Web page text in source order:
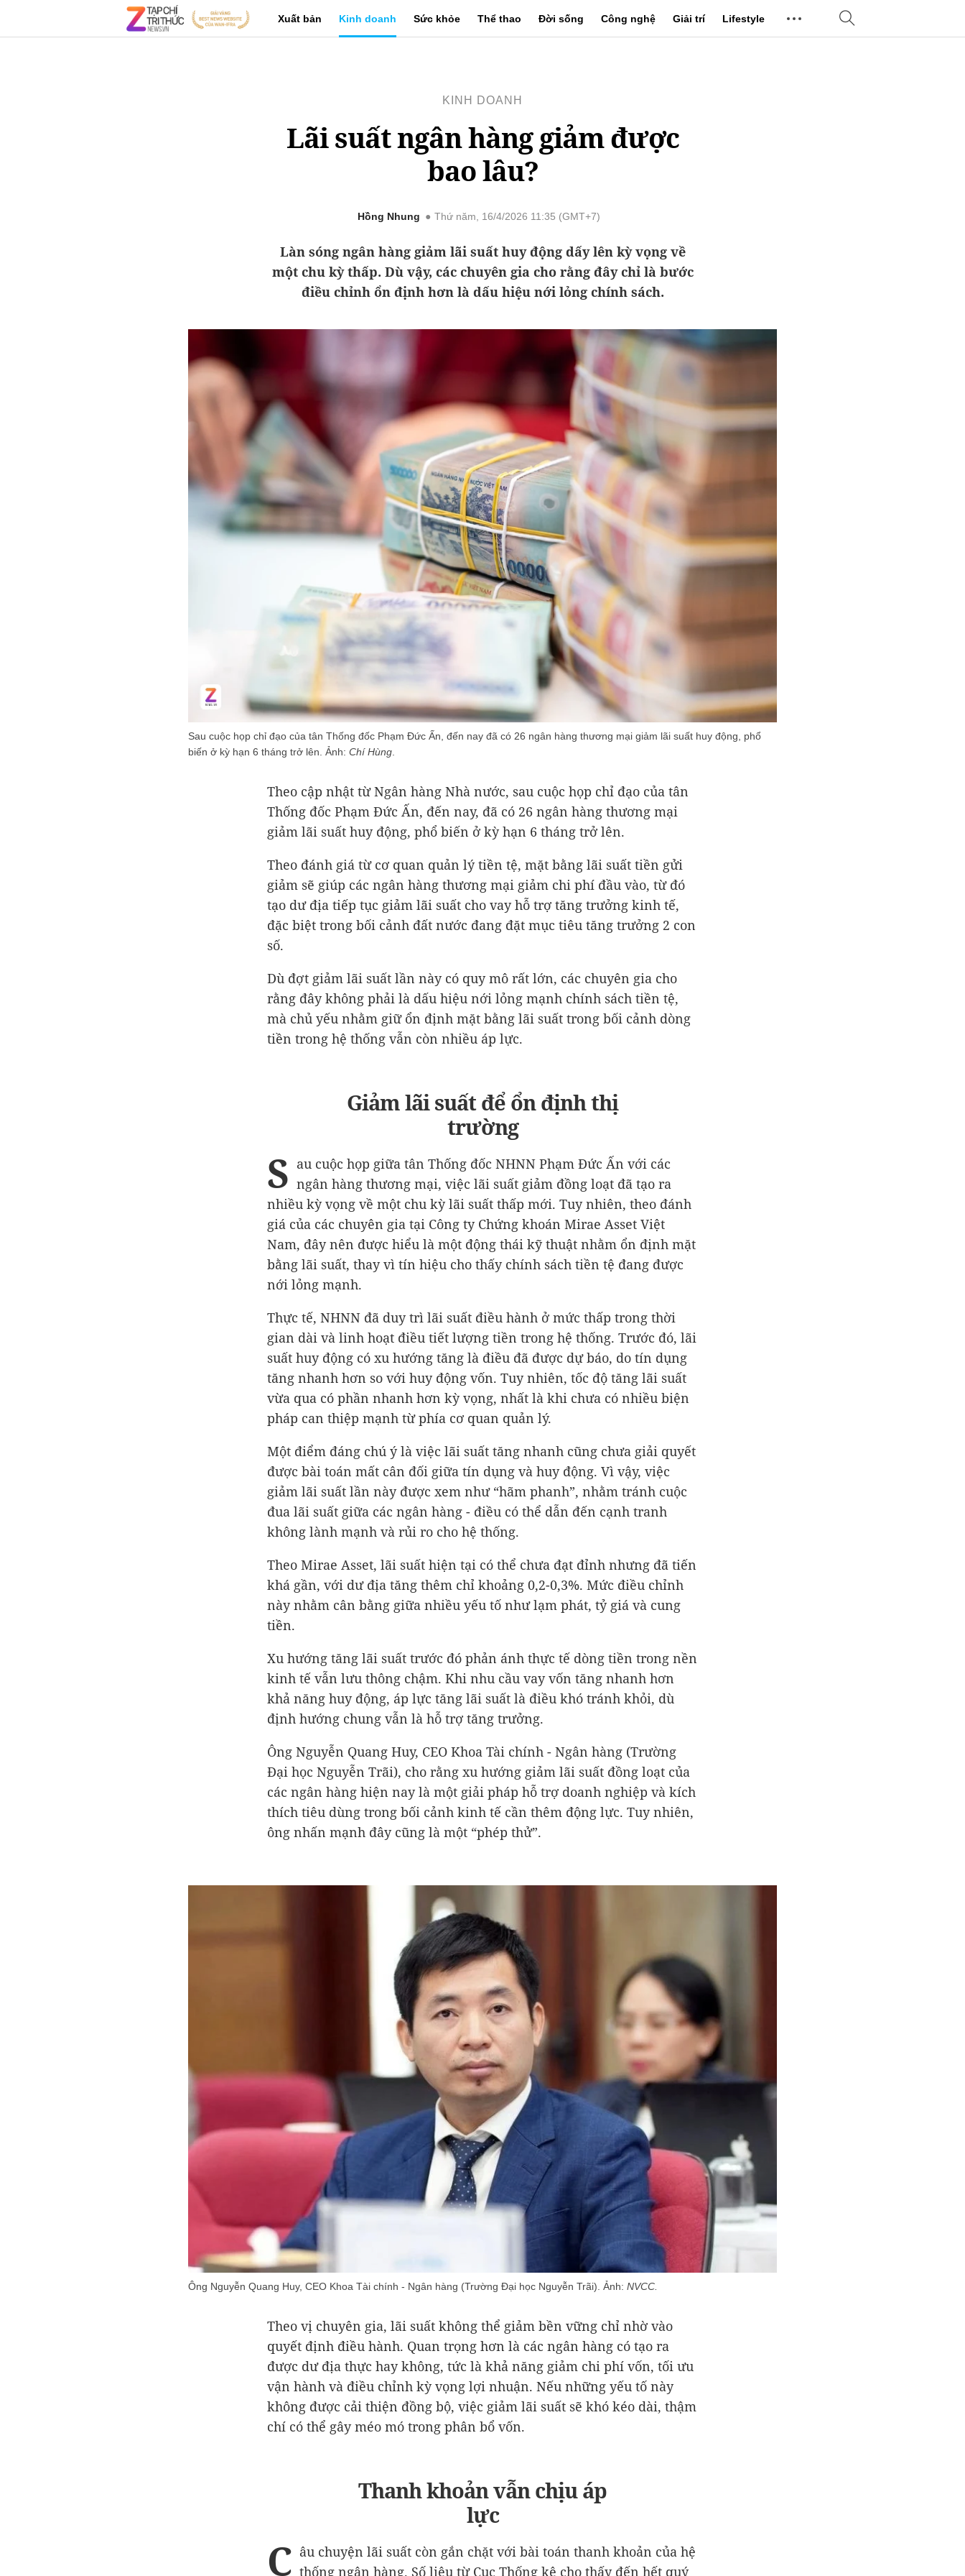
Xuất bản Kinh doanh Sức khỏe Thể thao Đời sống Công nghệ Giải trí Lifestyle
KINH DOANH
Lãi suất ngân hàng giảm được
bao lâu?
Hồng Nhung Thứ năm, 16/4/2026 11:35 (GMT+7)
Làn sóng ngân hàng giảm lãi suất huy động dấy lên kỳ vọng về
một chu kỳ thấp. Dù vậy, các chuyên gia cho rằng đây chỉ là bước
điều chỉnh ổn định hơn là dấu hiệu nới lỏng chính sách.
Sau cuộc họp chỉ đạo của tân Thống đốc Phạm Đức Ấn, đến nay đã có 26 ngân hàng thương mại giảm lãi suất huy động, phổ
biến ở kỳ hạn 6 tháng trở lên. Ảnh: Chí Hùng
Theo cập nhật từ Ngân hàng Nhà nước, sau cuộc họp chỉ đạo của tân
Thống đốc Phạm Đức Ấn, đến nay, đã có 26 ngân hàng thương mại
giảm lãi suất huy động, phổ biến ở kỳ hạn 6 tháng trở lên.
Theo đánh giá từ cơ quan quản lý tiền tệ, mặt bằng lãi suất tiền gửi
giảm sẽ giúp các ngân hàng thương mại giảm chi phí đầu vào, từ đó
tạo dư địa tiếp tục giảm lãi suất cho vay hỗ trợ tăng trưởng kinh tế,
đặc biệt trong bối cảnh đất nước đang đặt mục tiêu tăng trưởng 2 con
số.
Dù đợt giảm lãi suất lần này có quy mô rất lớn, các chuyên gia cho
rằng đây không phải là dấu hiệu nới lỏng mạnh chính sách tiền tệ,
mà chủ yếu nhằm giữ ổn định mặt bằng lãi suất trong bối cảnh dòng
tiền trong hệ thống vẫn còn nhiều áp lực.
Giảm lãi suất để ổn định thị
trường
S au cuộc họp giữa tân Thống đốc NHNN Phạm Đức Ấn với các
ngân hàng thương mại, việc lãi suất giảm đồng loạt đã tạo ra
nhiều kỳ vọng về một chu kỳ lãi suất thấp mới. Tuy nhiên, theo đánh
giá của các chuyên gia tại Công ty Chứng khoán Mirae Asset Việt
Nam, đây nên được hiểu là một động thái kỹ thuật nhằm ổn định mặt
bằng lãi suất, thay vì tín hiệu cho thấy chính sách tiền tệ đang được
nới lỏng mạnh.
Thực tế, NHNN đã duy trì lãi suất điều hành ở mức thấp trong thời
gian dài và linh hoạt điều tiết lượng tiền trong hệ thống. Trước đó, lãi
suất huy động có xu hướng tăng là điều đã được dự báo, do tín dụng
tăng nhanh hơn so với huy động vốn. Tuy nhiên, tốc độ tăng lãi suất
vừa qua có phần nhanh hơn kỳ vọng, nhất là khi chưa có nhiều biện
pháp can thiệp mạnh từ phía cơ quan quản lý.
Một điểm đáng chú ý là việc lãi suất tăng nhanh cũng chưa giải quyết
được bài toán mất cân đối giữa tín dụng và huy động. Vì vậy, việc
giảm lãi suất lần này được xem như “hãm phanh”, nhằm tránh cuộc
đua lãi suất giữa các ngân hàng - điều có thể dẫn đến cạnh tranh
không lành mạnh và rủi ro cho hệ thống.
Theo Mirae Asset, lãi suất hiện tại có thể chưa đạt đỉnh nhưng đã tiến
khá gần, với dư địa tăng thêm chỉ khoảng 0,2-0,3%. Mức điều chỉnh
này nhằm cân bằng giữa nhiều yếu tố như lạm phát, tỷ giá và cung
tiền.
Xu hướng tăng lãi suất trước đó phản ánh thực tế dòng tiền trong nền
kinh tế vẫn lưu thông chậm. Khi nhu cầu vay vốn tăng nhanh hơn
khả năng huy động, áp lực tăng lãi suất là điều khó tránh khỏi, dù
định hướng chung vẫn là hỗ trợ tăng trưởng.
Ông Nguyễn Quang Huy, CEO Khoa Tài chính - Ngân hàng (Trường
Đại học Nguyễn Trãi), cho rằng xu hướng giảm lãi suất đồng loạt của
các ngân hàng hiện nay là một giải pháp hỗ trợ doanh nghiệp và kích
thích tiêu dùng trong bối cảnh kinh tế cần thêm động lực. Tuy nhiên,
ông nhấn mạnh đây cũng là một “phép thử”.
Ông Nguyễn Quang Huy, CEO Khoa Tài chính - Ngân hàng (Trường Đại học Nguyễn Trãi). Ảnh: NVCC.
Theo vị chuyên gia, lãi suất không thể giảm bền vững chỉ nhờ vào
quyết định điều hành. Quan trọng hơn là các ngân hàng có tạo ra
được dư địa thực hay không, tức là khả năng giảm chi phí vốn, tối ưu
vận hành và điều chỉnh kỳ vọng lợi nhuận. Nếu những yếu tố này
không được cải thiện đồng bộ, việc giảm lãi suất sẽ khó kéo dài, thậm
chí có thể gây méo mó trong phân bổ vốn.
Thanh khoản vẫn chịu áp
lực
C âu chuyện lãi suất còn gắn chặt với bài toán thanh khoản của hệ
thống ngân hàng. Số liệu từ Cục Thống kê cho thấy đến hết quý